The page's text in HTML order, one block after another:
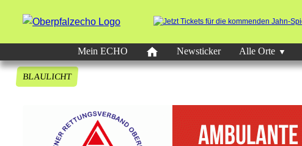
Mein ECHO
Newsticker Alle Orte
BLAULICHT